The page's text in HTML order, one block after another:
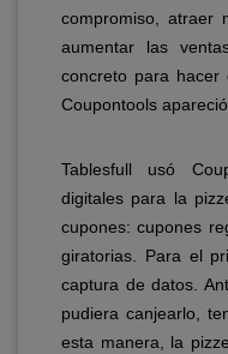
compromiso, atraer
aumentar las
concreto para hacer
Coupontools apareció
Tablesfull usó
digitales para la
cupones: cupones
giratorias. Para el
captura de datos.
pudiera canjearlo,
esta manera, la